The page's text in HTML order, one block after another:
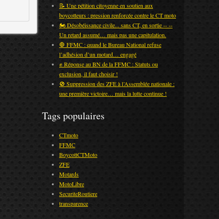
📝 Une pétition citoyenne en soutien aux
boycotteurs : pression renforcée contre le CT moto
🏍️ Désobéissance civile... sans CT, en sortie -- --
Un retard assumé… mais pas une capitulation.
🛑 FFMC : quand le Bureau National refuse
l’adhésion d’un motard… engagé
✊ Réponse au BN de la FFMC : Statuts ou
exclusion, il faut choisir !
🚫 Suppression des ZFE à l’Assemblée nationale :
une première victoire… mais la lutte continue !
Tags populaires
CTmoto
FFMC
BoycottCTMoto
ZFE
Motards
MotoLibre
SecuriteRoutiere
transparence